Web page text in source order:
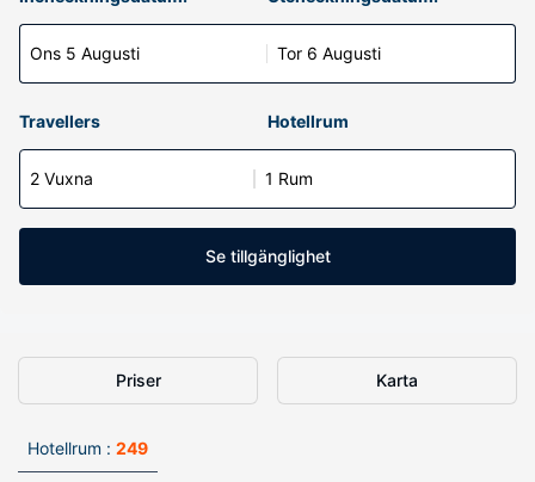
Ons 5 Augusti Tor 6 Augusti
Travellers Hotellrum
2 Vuxna 1 Rum
Se tillgänglighet
Priser Karta
Hotellrum : 249